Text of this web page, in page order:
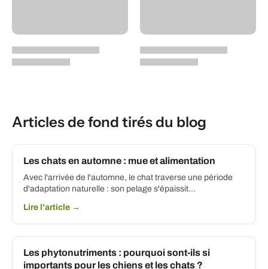
Articles de fond tirés du blog
Les chats en automne : mue et alimentation
Avec l'arrivée de l'automne, le chat traverse une période
d'adaptation naturelle : son pelage s'épaissit...
Lire l'article →
Les phytonutriments : pourquoi sont-ils si
importants pour les chiens et les chats ?